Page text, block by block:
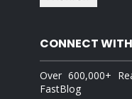
CONNECT
Over 600,000+
FastBlog